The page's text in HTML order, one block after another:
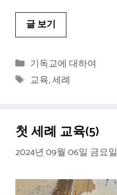
글 보기
카
테
기독교에 대하여
태
교육,세례
첫 세례 교육(5)
2024년 09월 06일 금요일